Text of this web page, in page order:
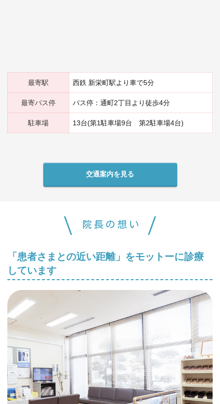
最寄駅 西鉄 新栄町駅より車で5分
最寄バス停 バス停：通町2丁目より徒歩4分
駐車場 13台(第1駐車場9台 第2駐車場4台)
交通案内を見る
院長の想い
「患者さまとの近い距離」をモットーに診療
しています